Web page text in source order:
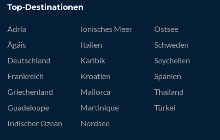
Top-Destinationen
Adria
Ägäis
Deutschland
Frankreich
Griechenland
Guadeloupe
Indischer Ozean
Ionisches Meer
Italien
Karibik
Kroatien
Mallorca
Martinique
Nordsee
Ostsee
Schweden
Seychellen
Spanien
Thailand
Türkei